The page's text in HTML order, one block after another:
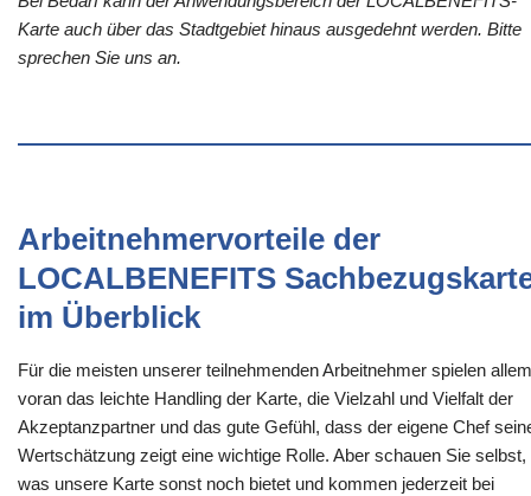
Karte auch über das Stadtgebiet hinaus ausgedehnt werden. Bitte
sprechen Sie uns an.
Arbeitnehmervorteile der
LOCALBENEFITS
im Überblick
Für die meisten unserer teilnehmenden Arbeitnehmer spielen allem
voran das leichte Handling der Karte, die Vielzahl und Vielfalt der
Akzeptanzpartner und das gute Gefühl, dass der eigene Chef
Wertschätzung zeigt eine wichtige Rolle. Aber schauen Sie selbst,
was unsere Karte sonst noch bietet und kommen jederzeit bei